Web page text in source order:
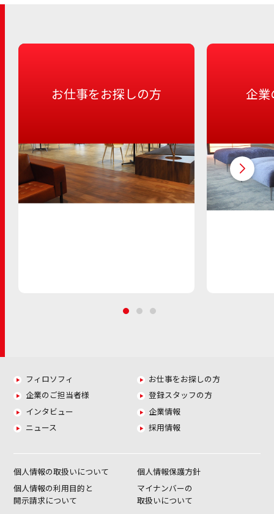
お仕事をお探しの方 企
フィロソフィ
お仕事をお探しの方
企業のご担当者様
登録スタッフの方
インタビュー
企業情報
ニュース
採用情報
個人情報の取扱いについて
個人情報保護方針
個人情報の利用目的と
開示請求について
マイナンバーの
取扱いについて